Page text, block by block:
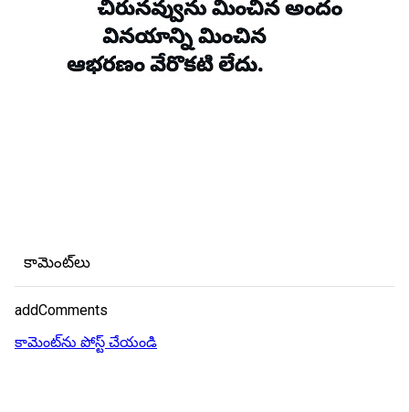
కామెంట్‌లు
addComments
కామెంట్‌ను పోస్ట్ చేయండి